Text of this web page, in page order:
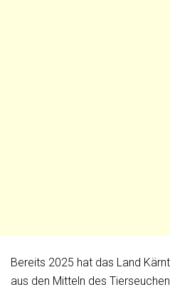
Bereits 2025 hat das Land
aus den Mitteln des